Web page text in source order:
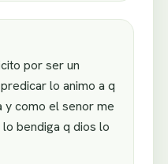
por ser un
lo animo a q
y como el senor me
bendiga q dios lo